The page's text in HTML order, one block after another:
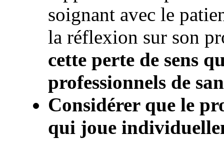
soignant avec le
la réflexion sur son
cette perte de sens
professionnels de
Considérer que le
qui joue